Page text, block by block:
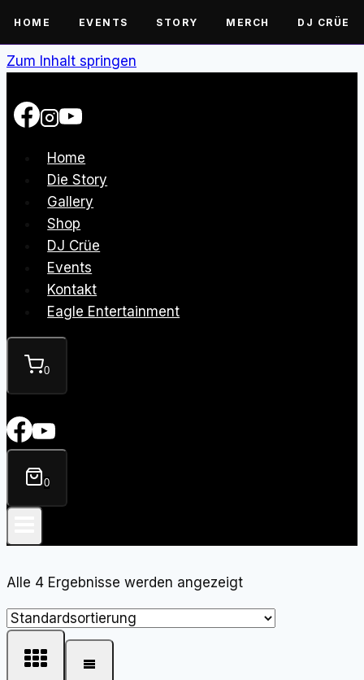
HOME EVENTS STORY MERCH DJ CRÜE
Zum Inhalt springen
Home
Die Story
Gallery
Shop
DJ Crüe
Events
Kontakt
Eagle Entertainment
0
0
Alle 4 Ergebnisse werden angezeigt